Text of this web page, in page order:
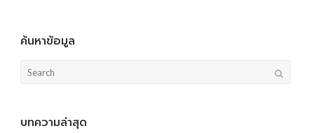
ค้นหาข้อมูล
Search
บทความล่าสุด